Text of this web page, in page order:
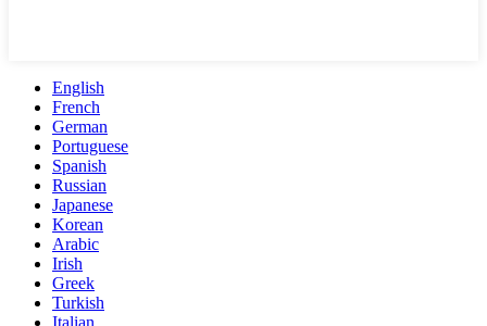
English
French
German
Portuguese
Spanish
Russian
Japanese
Korean
Arabic
Irish
Greek
Turkish
Italian